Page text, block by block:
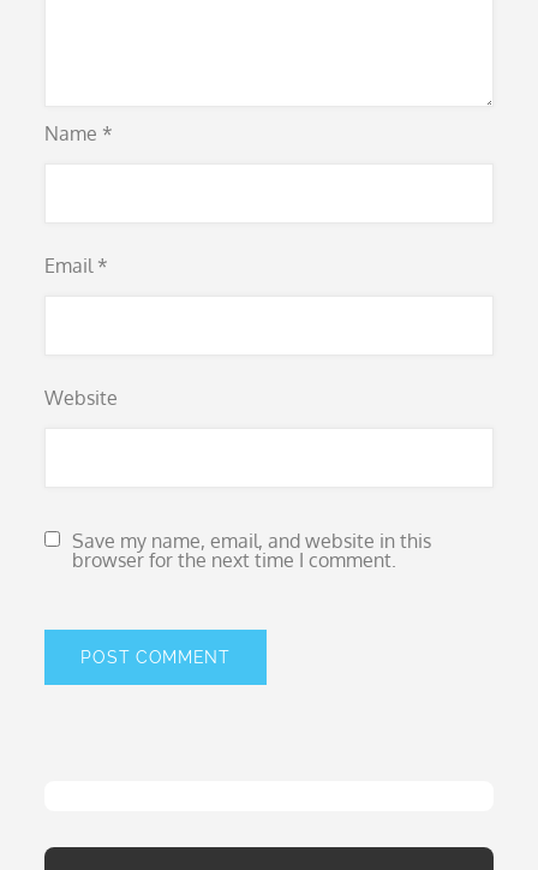
Name *
Email *
Website
Save my name, email, and website in this
browser for the next time I comment.